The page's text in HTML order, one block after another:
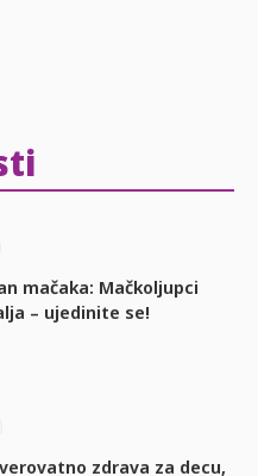
mačaka: Mačkoljupci
– ujedinite se!
zdrava za decu,